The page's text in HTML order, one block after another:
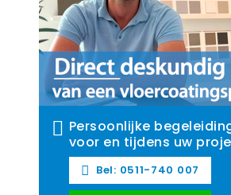
Persoonlijke
voor en tijdens uw
Bel: 0511-740 007